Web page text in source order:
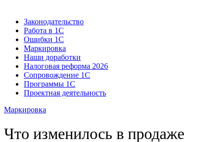
Законодательство
Работа в 1С
Ошибки 1С
Маркировка
Наши доработки
Налоговая реформа 2026
Сопровождение 1С
Программы 1С
Проектная деятельность
Маркировка
Что изменилось в продаже